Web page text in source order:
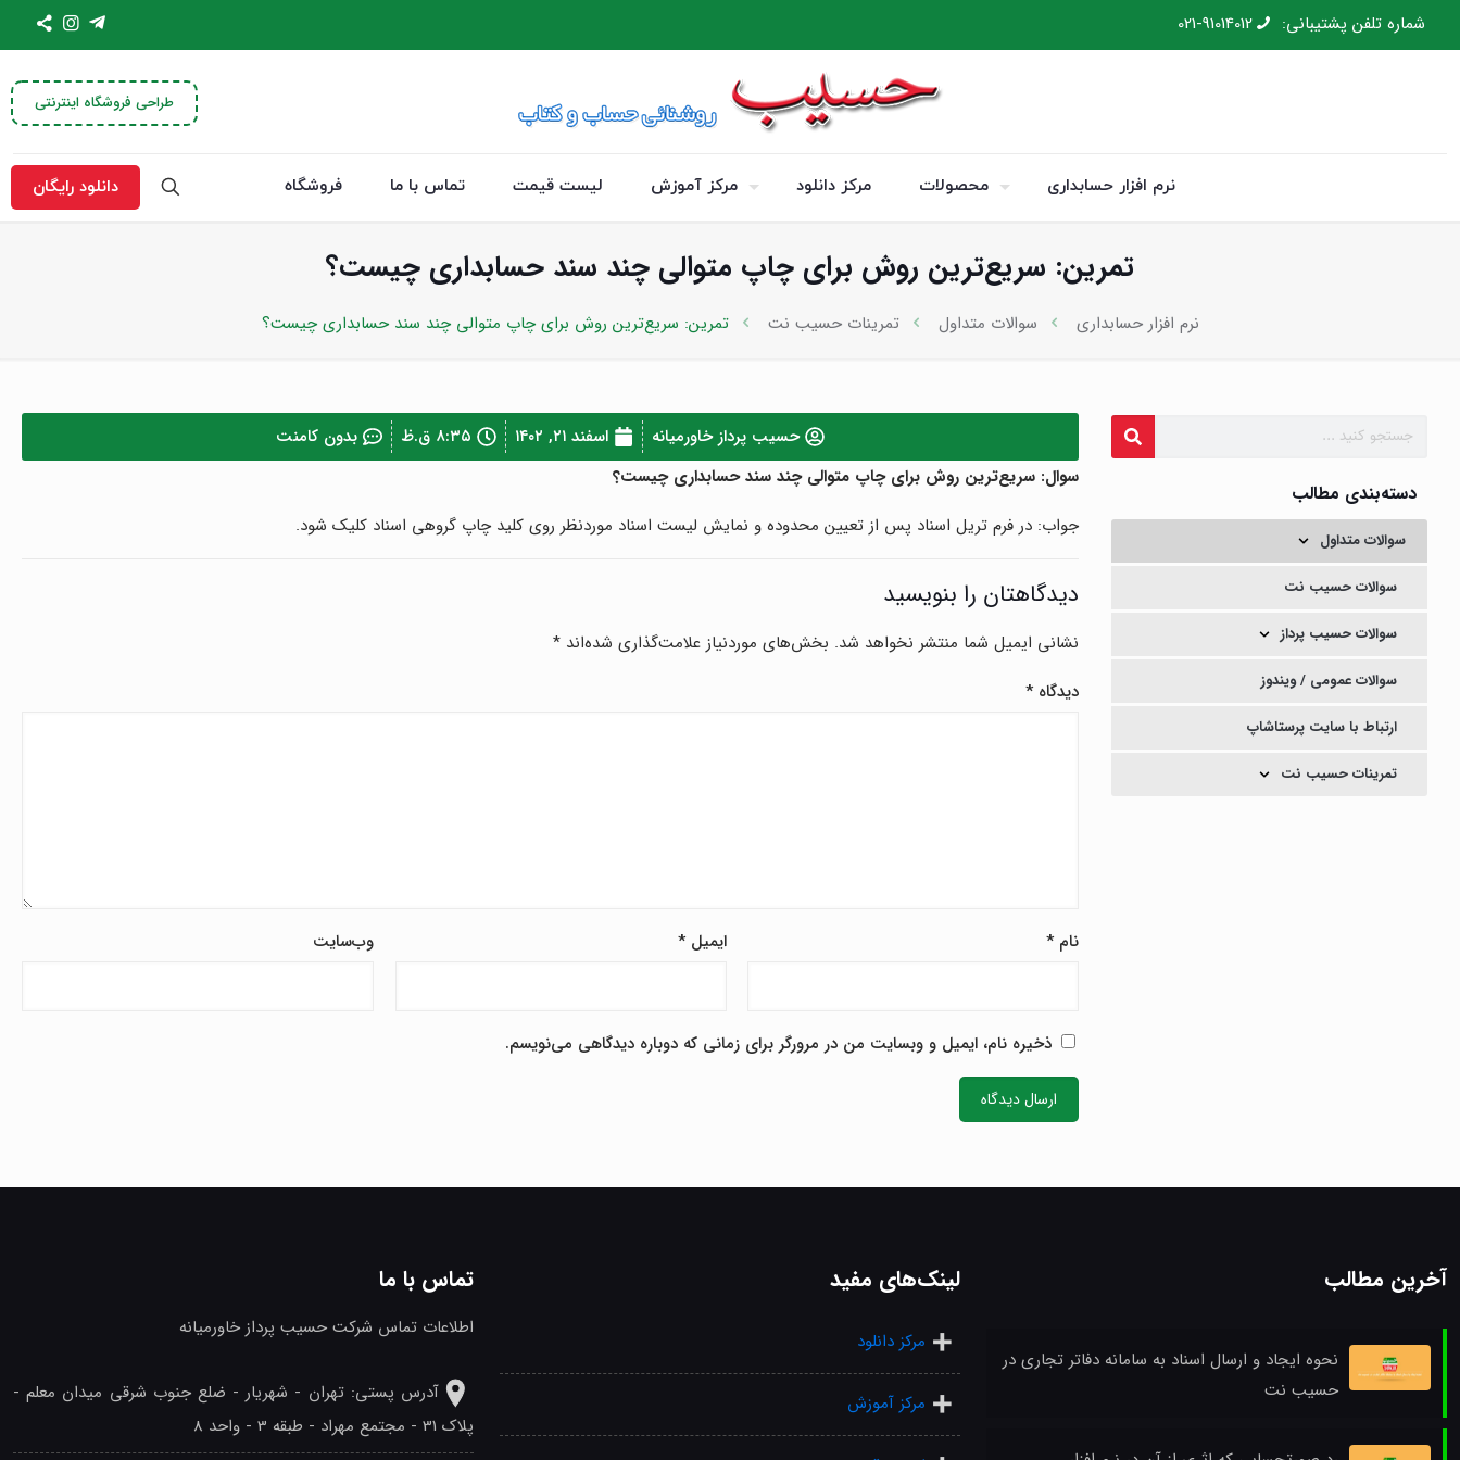
شماره تلفن پشتیبانی: 021-91014012
طراحی فروشگاه اینترنتی
نرم افزار حسابداری محصولات مرکز دانلود مرکز آموزش لیست قیمت تماس با ما فروشگاه دانلود رایگان
تمرین: سریع‌ترین روش برای چاپ متوالی چند سند حسابداری چیست؟
نرم افزار حسابداری سوالات متداول تمرینات حسیب نت تمرین: سریع‌ترین روش برای چاپ متوالی چند سند حسابداری چیست؟
دسته‌بندی مطالب
سوالات متداول
سوالات حسیب نت
سوالات حسیب پرداز
سوالات عمومی / ویندوز
ارتباط با سایت پرستاشاپ
تمرینات حسیب نت
حسیب پرداز خاورمیانه اسفند ۲۱, ۱۴۰۲ ۸:۳۵ ق.ظ
بدون کامنت
سوال: سریع‌ترین روش برای چاپ متوالی چند سند حسابداری چیست؟
جواب: در فرم تریل اسناد پس از تعیین محدوده و نمایش لیست اسناد موردنظر روی کلید چاپ گروهی اسناد کلیک شود.
دیدگاهتان را بنویسید
نشانی ایمیل شما منتشر نخواهد شد. بخش‌های موردنیاز علامت‌گذاری شده‌اند *
دیدگاه*
نام* ایمیل* وب‌سایت
ذخیره نام، ایمیل و وبسایت من در مرورگر برای زمانی که دوباره دیدگاهی می‌نویسم.
آخرین مطالب
نحوه ایجاد و ارسال اسناد به سامانه دفاتر تجاری در
حسیب نت
لینک‌های مفید
مرکز دانلود
مرکز آموزش
تماس با ما
اطلاعات تماس شرکت حسیب پرداز خاورمیانه
آدرس پستی: تهران - شهريار - ضلع جنوب شرقی میدان معلم -
پلاک 31 - مجتمع مهراد - طبقه 3 - واحد 8